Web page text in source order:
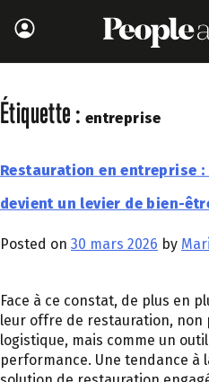
Étiquette : entreprise
Restauration en entreprise
devient un levier de bien-
Posted on 30 mars 2026 by
Face à ce constat, de plus en
leur offre de restauration, non
logistique, mais comme un
performance. Une tendance à